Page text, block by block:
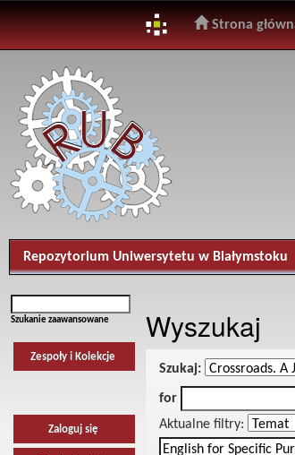
navigation
Strona
Repozytorium Uniwersytetu w Białymstoku
Szukanie zaawansowane
Zespoły i Kolekcje
Zaloguj się
Wyszukaj
Szukaj:
for
Aktualne filtry: